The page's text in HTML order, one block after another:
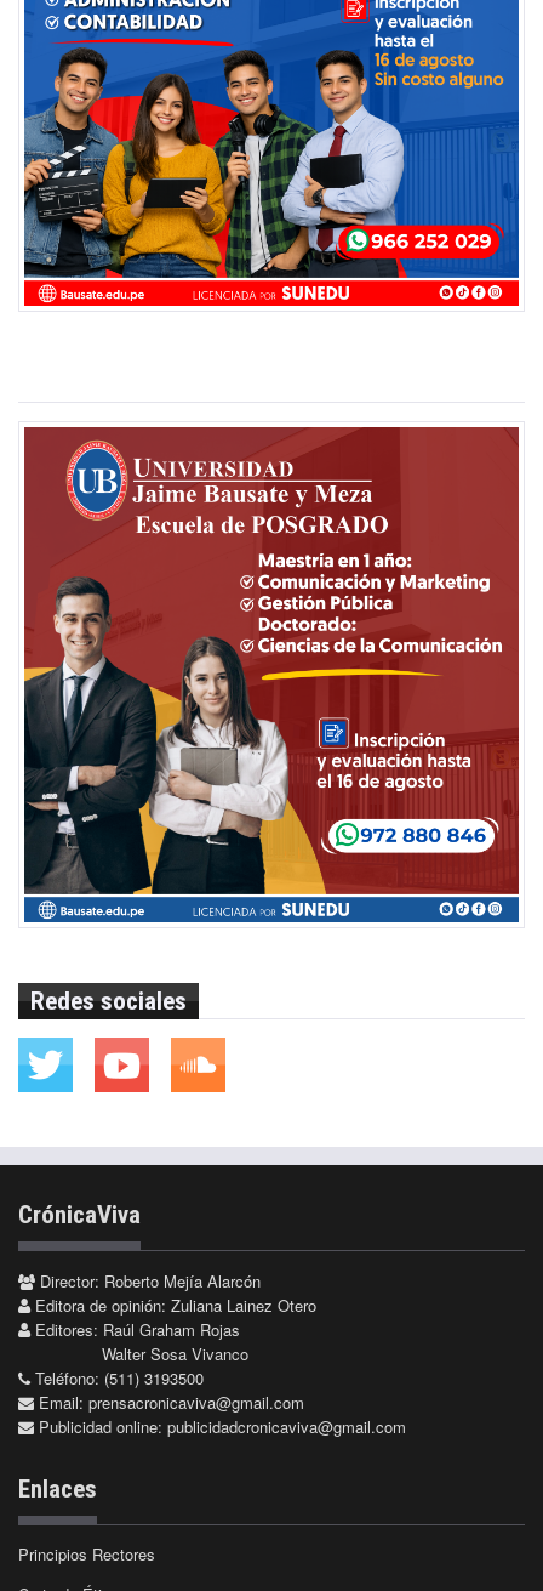
Redes sociales
CrónicaViva
Director: Roberto Mejía Alarcón
Editora de opinión: Zuliana Lainez Otero
Editores: Raúl Graham Rojas
Walter Sosa Vivanco
Teléfono: (511) 3193500
Email: prensacronicaviva@gmail.com
Publicidad online: publicidadcronicaviva@gmail.com
Enlaces
Principios Rectores